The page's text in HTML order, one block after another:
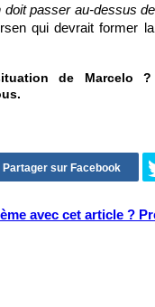
passer au-dessus
qui devrait former
de Marcelo
Partager sur Facebook
avec cet article ?